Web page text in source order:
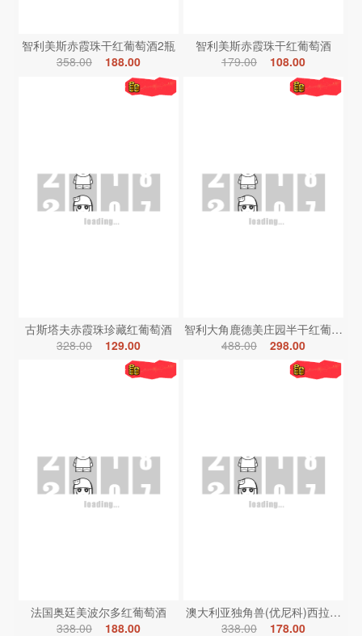
智利美斯赤霞珠干红葡萄酒2瓶
358.00
188.00
智利美斯赤霞珠干红葡萄酒
179.00
108.00
古斯塔夫赤霞珠珍藏红葡萄酒
328.00
129.00
智利大角鹿德美庄园半干红葡萄酒
488.00
298.00
法国奥廷美波尔多红葡萄酒
338.00
188.00
澳大利亚独角兽(优尼科)西拉红葡
338.00
178.00